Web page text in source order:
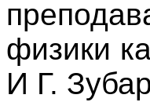
физики
И Г.